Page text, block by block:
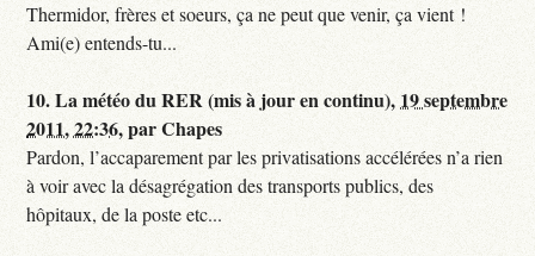
Thermidor, frères et soeurs, ça ne peut que venir, ça vient !
Ami(e) entends-tu...
10.La météo du RER (mis à jour en continu), 19 septembre
2011, 22:36,parChapes
Pardon, l’accaparement par les privatisations accélérées n’a rien
à voir avec la désagrégation des transports publics, des
hôpitaux, de la poste etc...